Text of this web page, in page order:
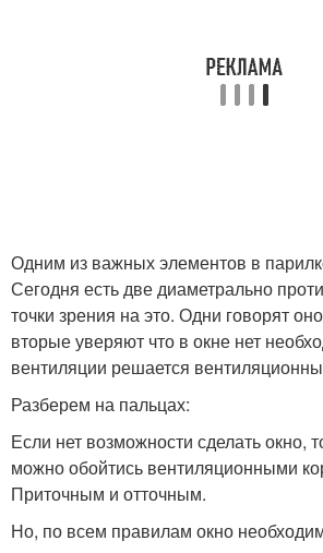
Одним из важных элементов в
Сегодня есть две диаметрально
точки зрения на это. Одни говорят
вторые уверяют что в окне нет
вентиляции решается
Разберем на пальцах:
Если нет возможности сделать окно,
можно обойтись вентиляционными
Приточным и отточным.
Но, по всем правилам окно